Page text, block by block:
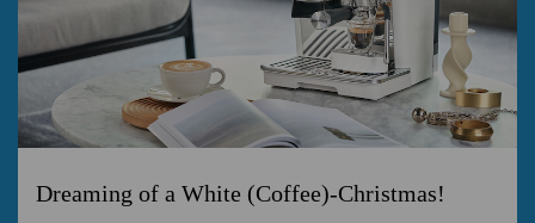
Dreaming of a White (Coffee)-Christmas!